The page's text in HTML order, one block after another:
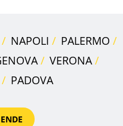
NAPOLI
PALERMO
VERONA
PADOVA